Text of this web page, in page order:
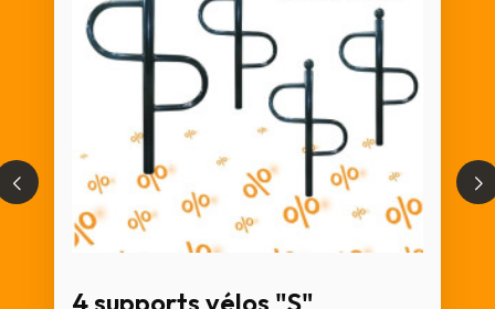
4 supports vélos "S"